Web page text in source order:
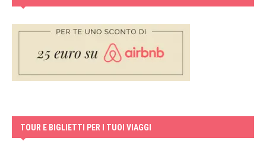
TOUR E BIGLIETTI PER I TUOI VIAGGI